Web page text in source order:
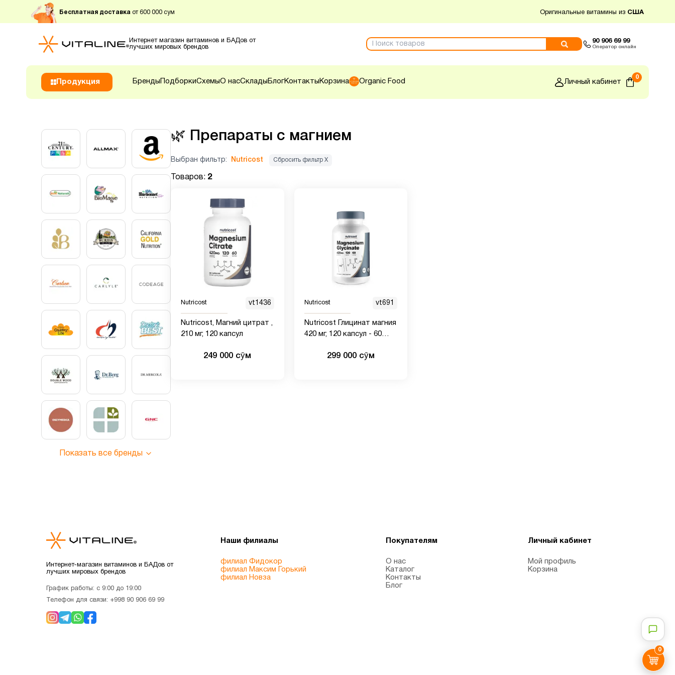
Бесплатная доставка от 600 000 сум Оригинальные витамины из США
Интернет магазин витаминов и БАДов от
лучших мировых брендов
90 906 69 99
Оператор онлайн
Продукция Бренды ПодборкиСхемыО насСклады БлогКонтакты Корзина Organic Food Личный кабинет
0
0
Показать все бренды
🌿 Препараты с магнием
Выбран фильтр: Nutricost Сбросить фильтр Х
Товаров: 2
Nutricost vt1436
Nutricost, Магний цитрат ,
210 мг, 120 капсул
249 000 сӯм
Nutricost vt691
Nutricost Глицинат магния
420 мг, 120 капсул - 60
глютена, подходит для
299 000 сӯм
Интернет-магазин витаминов и БАДов от
лучших мировых брендов
График работы: с 9:00 до 19:00
Телефон для связи: +998 90 906 69 99
Наши филиалы
филиал Фидокор
филиал Максим Горький
филиал Новза
Покупателям
О нас
Каталог
Контакты
Блог
Личный кабинет
Мой профиль
Корзина